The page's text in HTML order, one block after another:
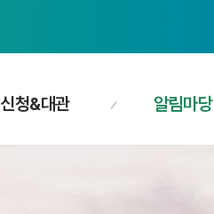
신청&대관 알림마당